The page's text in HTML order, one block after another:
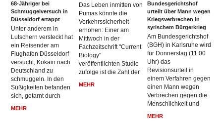
68-Jähriger bei
Schmuggelversuch in
Düsseldorf ertappt
Unter anderem in
Lutschern versteckt hat
ein Reisender am
Flughafen Düsseldorf
versucht, Kokain nach
Deutschland zu
schmuggeln. In den
Süßigkeiten befanden
sich, getarnt durch
MEHR
Das Leben inmitten von
Pumas könnte die
Verkehrssicherheit
erhöhen: Einer am
Mittwoch in der
Fachzeitschrift "Current
Biology"
veröffentlichten Studie
zufolge ist die Zahl der
MEHR
Bundesgerichtshof
urteilt über Mann wegen
Kriegsverbrechen in
syrischem Bürgerkrieg
Am Bundesgerichtshof
(BGH) in Karlsruhe wird
für Donnerstag (11.00
Uhr) das
Revisionsurteil in
einem Verfahren gegen
einen Mann wegen
Verbrechen gegen die
Menschlichkeit und
MEHR